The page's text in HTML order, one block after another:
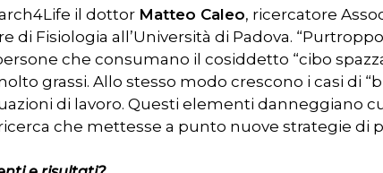
il dottor Matteo Caleo, ricercatore
di Fisiologia all’Università di Padova.
che consumano il cosiddetto “cibo
grassi. Allo stesso modo crescono i casi di
di lavoro. Questi elementi danneggiano
che mettesse a punto nuove strategie di